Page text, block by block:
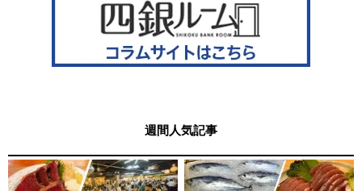
週間人気記事